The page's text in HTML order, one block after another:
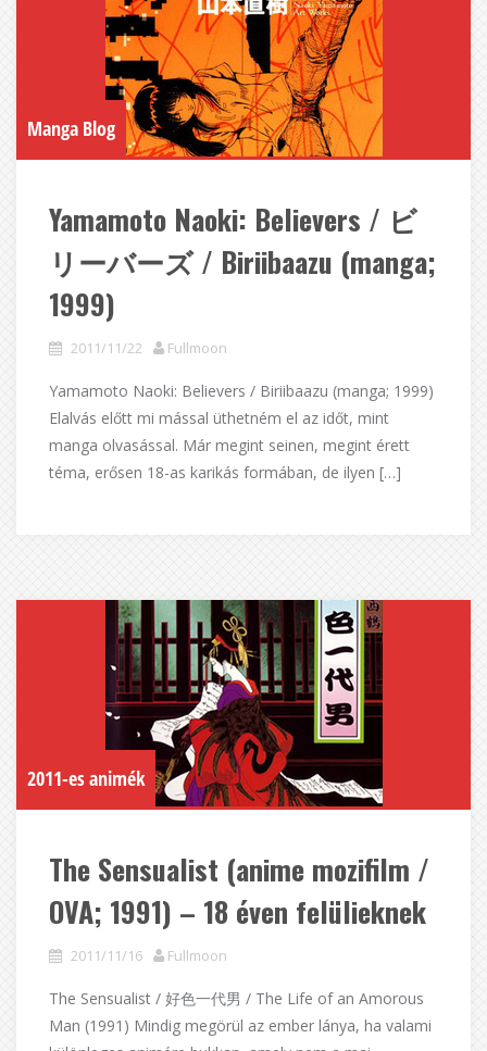
Manga Blog
Yamamoto Naoki: Believers / ビ
リーバーズ / Biriibaazu (manga;
1999)
2011/11/22 Fullmoon
Yamamoto Naoki: Believers / Biriibaazu (manga; 1999)
Elalvás előtt mi mással üthetném el az időt, mint
manga olvasással. Már megint seinen, megint érett
téma, erősen 18-as karikás formában, de ilyen […]
2011-es animék
The Sensualist (anime mozifilm /
OVA; 1991) – 18 éven felülieknek
2011/11/16 Fullmoon
The Sensualist / 好色一代男 / The Life of an Amorous
Man (1991) Mindig megörül az ember lánya, ha valami